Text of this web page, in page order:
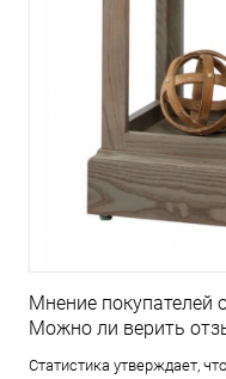
Мнение покупателей
Можно ли верить
Статистика утверждает,